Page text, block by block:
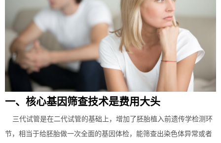
一、核心基因筛查技术是费用大头
三代试管是在二代试管的基础上，增加了胚胎植入前遗传学检测环
节，相当于给胚胎做一次全面的基因体检，能筛查出染色体异常或者